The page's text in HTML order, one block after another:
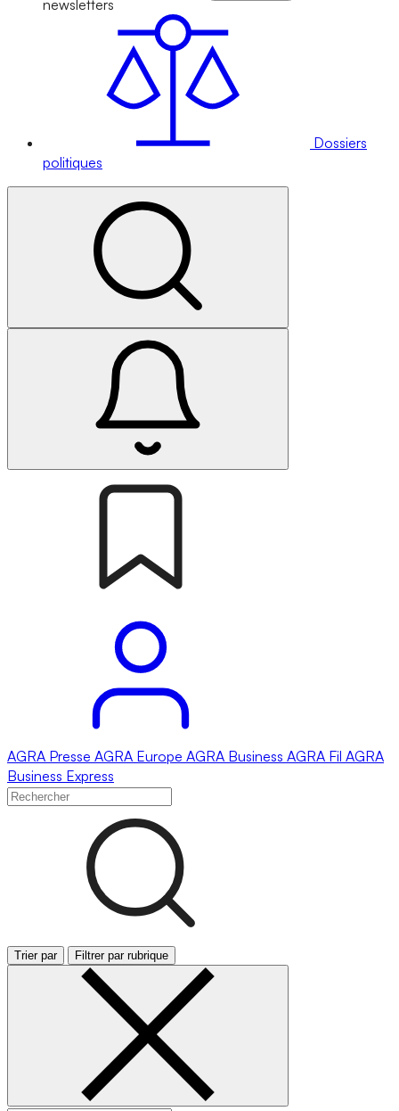
newsletters
Dossiers
politiques
AGRA Presse AGRA Europe AGRA Business AGRA Fil AGRA
Business Express
Trier par Filtrer par rubrique